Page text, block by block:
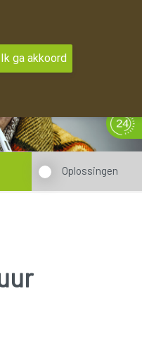
Oplossingen
Ik ga akkoord